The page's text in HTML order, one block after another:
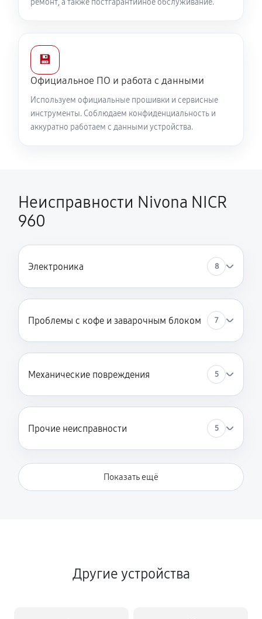
ремонт, а также постгарантийное обслуживание.
💾
Официальное ПО и работа с данными
Используем официальные прошивки и сервисные
инструменты. Соблюдаем конфиденциальность и
аккуратно работаем с данными устройства.
Неисправности Nivona NICR
960
Электроника 8
Проблемы с кофе и заварочным блоком 7
Механические повреждения 5
Прочие неисправности 5
Показать ещё
Другие устройства